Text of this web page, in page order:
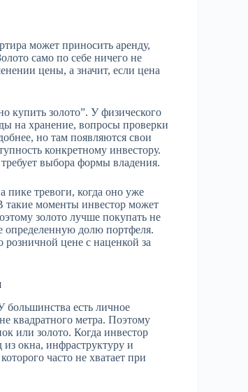
может приносить аренду,
само по себе ничего не
цены, а значит, если цена
купить золото”. У физического
на хранение, вопросы проверки
но там появляются свои
конкретному инвестору.
выбора формы владения.
пике тревоги, когда оно уже
такие моменты инвестор может
золото лучше покупать не
определенную долю портфеля.
розничной цене с наценкой за
есть личное
квадратного метра. Поэтому
или золото. Когда инвестор
окна, инфраструктуру и
часто не хватает при